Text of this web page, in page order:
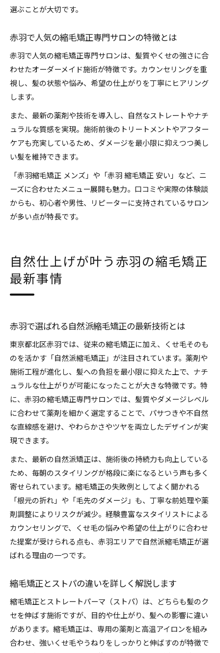
選ぶことが大切です。
赤羽で人気の縮毛矯正専門サロンの特徴とは
赤羽で人気の縮毛矯正専門サロンは、髪質やくせの強さに合
わせたオーダーメイド施術が特徴です。カウンセリングを重
視し、髪の状態や悩み、希望の仕上がりを丁寧にヒアリング
します。
また、最新の薬剤や技術を導入し、自然なストレートやナチ
ュラルな質感を実現。施術前後のトリートメントやアフター
ケアも充実しているため、ダメージを最小限に抑えつつ美し
い髪を維持できます。
「赤羽縮毛矯正 メンズ」や「赤羽 縮毛矯正 安い」など、ニ
ーズに合わせたメニュー展開も魅力。口コミや実際の体験談
からも、初心者や男性、リピーターに支持されているサロン
が多い点が特長です。
自然仕上げが叶う赤羽の縮毛矯正
最新事情
赤羽で選ばれる自然派縮毛矯正の最新技術とは
東京都北区赤羽では、従来の縮毛矯正に加え、くせ毛そのも
のを活かす「自然派縮毛矯正」が注目されています。薬剤や
施術工程が進化し、髪への負担を最小限に抑えた上で、ナチ
ュラルな仕上がりが可能になったことが大きな特徴です。特
に、赤羽の縮毛矯正専門サロンでは、髪質やダメージレベル
に合わせて薬剤を細かく選定することで、パサつきや不自然
な直線感を避け、やわらかさやツヤを両立したデザインが実
現できます。
また、最新の自然派矯正は、施術後の持続力も向上している
ため、毎朝のスタイリングが格段に楽になるという声も多く
寄せられています。縮毛矯正の失敗例としてよく聞かれる
「根元の折れ」や「毛先のダメージ」も、丁寧な前処理や薬
剤調整によりリスクが減少。経験豊富なスタイリストによる
カウンセリングで、くせ毛の悩みや希望の仕上がりに合わせ
た提案が受けられる点も、赤羽エリアで自然派縮毛矯正が選
ばれる理由の一つです。
縮毛矯正とストパの違いを詳しく解説します
縮毛矯正とストレートパーマ（ストパ）は、どちらも髪のク
セを伸ばす施術ですが、目的や仕上がり、髪への影響に違い
があります。縮毛矯正は、専用の薬剤と高温アイロンを組み
合わせ、強いくせ毛やうねりをしっかりと伸ばすのが特徴で